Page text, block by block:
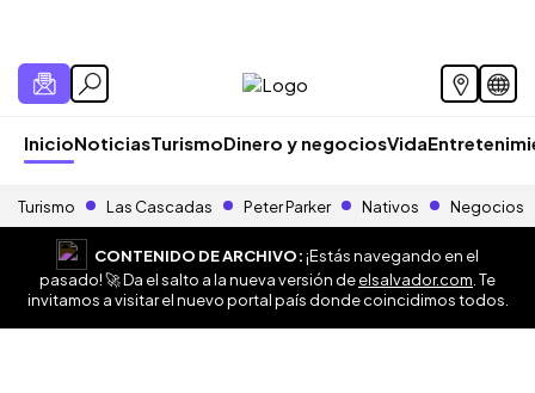
InicioNoticiasTurismoDinero y negociosVida
Turismo Las Cascadas Peter Parker Nativos Negocios
CONTENIDO DE ARCHIVO:¡Estás navegando en el
pasado! 🚀 Da el salto a la nueva versión deelsalvador.com . Te
invitamos a visitar el nuevo portal país donde coincidimos todos.